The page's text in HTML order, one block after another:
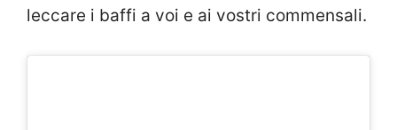
leccare i baffi a voi e ai vostri commensali.